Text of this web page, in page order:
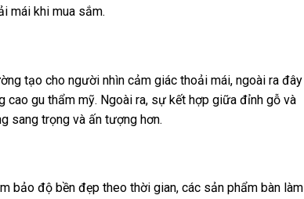
mái khi mua sắm.
tạo cho người nhìn cảm giác thoải mái, ngoài ra đây
gu thẩm mỹ. Ngoài ra, sự kết hợp giữa đỉnh gỗ và
sang trọng và ấn tượng hơn.
độ bền đẹp theo thời gian, các sản phẩm bàn làm